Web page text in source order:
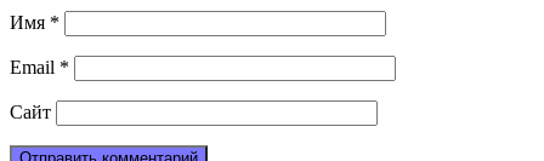
Имя *
Email *
Сайт